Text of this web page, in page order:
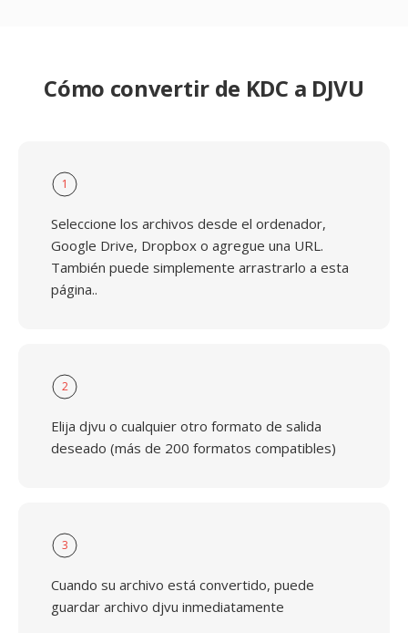
Cómo convertir de KDC a DJVU
1
Seleccione los archivos desde el ordenador,
Google Drive, Dropbox o agregue una URL.
También puede simplemente arrastrarlo a esta
página..
2
Elija djvu o cualquier otro formato de salida
deseado (más de 200 formatos compatibles)
3
Cuando su archivo está convertido, puede
guardar archivo djvu inmediatamente